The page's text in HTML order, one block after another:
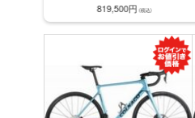
ードバイク V4 Disc ( ブイ
フォー ディスク )
ULTEGRA Di2 VDDK ( グ
リージョ ) 485S (身長目安
175cm前後)
819,500円 (税込)